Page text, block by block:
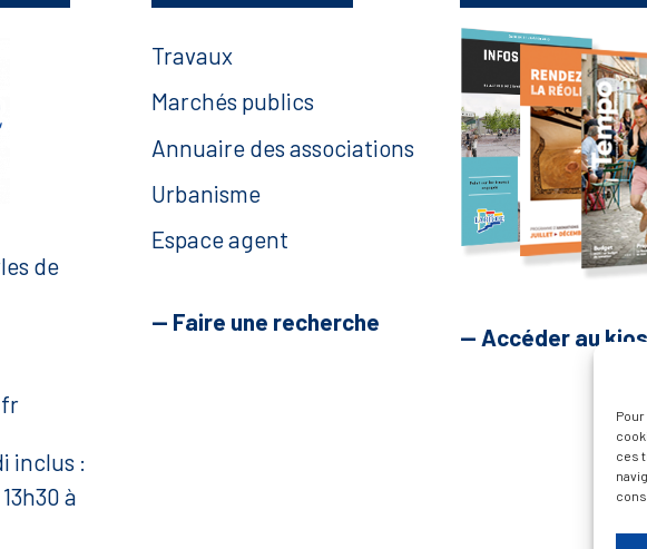
ces
de
inclus :
à
Travaux
Marchés publics
Annuaire des associations
Urbanisme
Espace agent
— Faire une recherche
— Accéder au